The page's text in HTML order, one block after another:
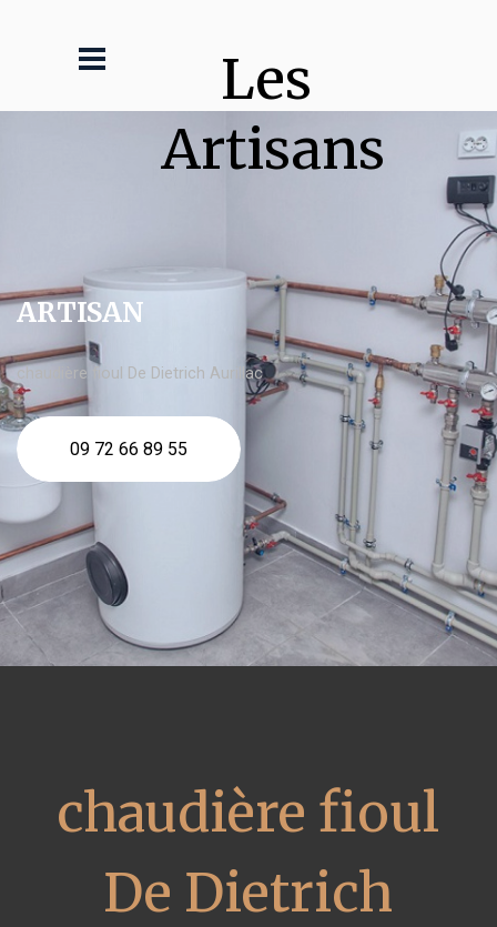
Les
Artisans
ARTISAN
chaudière fioul De Dietrich Aurillac
09 72 66 89 55
chaudière fioul
De Dietrich